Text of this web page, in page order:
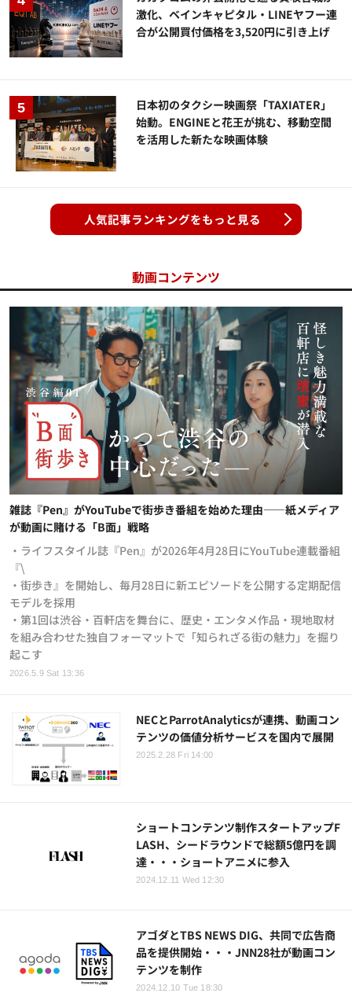
激化、ベインキャピタル・LINEヤフー連
合が公開買付価格を3,520円に引き上げ
日本初のタクシー映画祭「TAXIATER」
始動。ENGINEと花王が挑む、移動空間
を活用した新たな映画体験
人気記事ランキングをもっと見る
動画コンテンツ
2026.5.9 Sat 13:36
雑誌『Pen』がYouTubeで街歩き番組を始めた理由——紙メディア
が動画に賭ける「B面」戦略
・ライフスタイル誌『Pen』が2026年4月28日にYouTube連載番組
『\
・街歩き』を開始し、毎月28日に新エピソードを公開する定期配信
モデルを採用
・第1回は渋谷・百軒店を舞台に、歴史・エンタメ作品・現地取材
を組み合わせた独自フォーマットで「知られざる街の魅力」を掘り
起こす
NECとParrotAnalyticsが連携、動画コン
テンツの価値分析サービスを国内で展開
2025.2.28 Fri 14:00
ショートコンテンツ制作スタートアップF
LASH、シードラウンドで総額5億円を調
達・・・ショートアニメに参入
2024.12.11 Wed 12:30
アゴダとTBS NEWS DIG、共同で広告商
品を提供開始・・・JNN28社が動画コン
テンツを制作
2024.12.10 Tue 18:30